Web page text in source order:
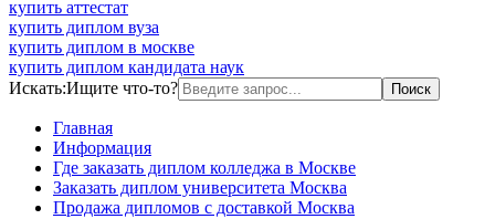
купить аттестат
купить диплом вуза
купить диплом в москве
купить диплом кандидата наук
Искать:Ищите что-то?
Главная
Информация
Где заказать диплом колледжа в Москве
Заказать диплом университета Москва
Продажа дипломов с доставкой Москва